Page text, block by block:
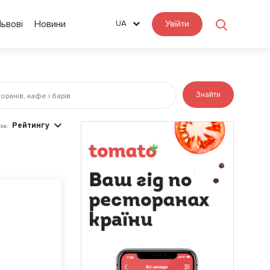
Новини UA Увійти
Знайти
Рейтингу